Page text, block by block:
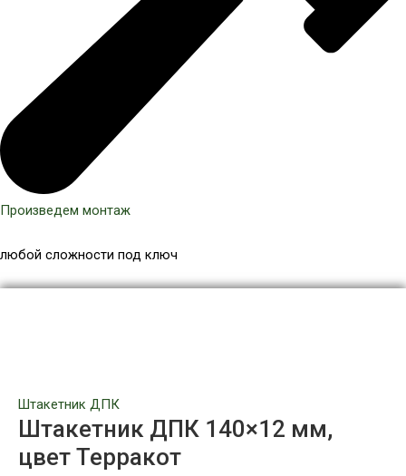
Произведем монтаж
любой сложности под ключ
Штакетник ДПК
Штакетник ДПК 140×12 мм,
цвет Терракот
мм,
цвет